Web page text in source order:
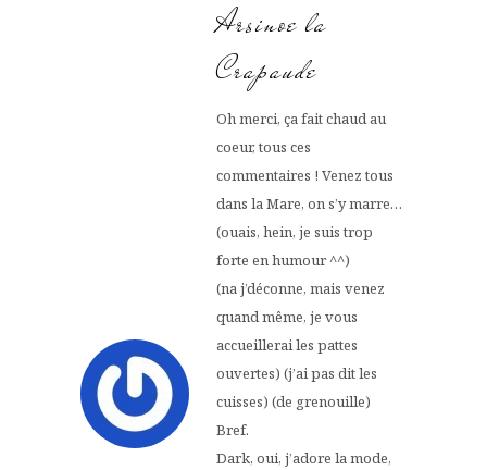
Arsinoe la
Crapaude
Oh merci, ça fait chaud au
coeur, tous ces
commentaires ! Venez tous
dans la Mare, on s’y marre…
(ouais, hein, je suis trop
forte en humour ^^)
(na j’déconne, mais venez
quand même, je vous
accueillerai les pattes
ouvertes) (j’ai pas dit les
cuisses) (de grenouille)
Bref.
Dark, oui, j’adore la mode,